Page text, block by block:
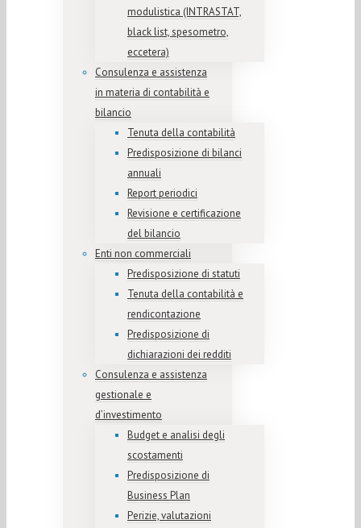
modulistica (INTRASTAT,
black list, spesometro,
eccetera)
Consulenza e assistenza
in materia di contabilità e
bilancio
Tenuta della contabilità
Predisposizione di bilanci
annuali
Report periodici
Revisione e certificazione
del bilancio
Enti non commerciali
Predisposizione di statuti
Tenuta della contabilità e
rendicontazione
Predisposizione di
dichiarazioni dei redditi
Consulenza e assistenza
gestionale e
d’investimento
Budget e analisi degli
scostamenti
Predisposizione di
Business Plan
Perizie, valutazioni